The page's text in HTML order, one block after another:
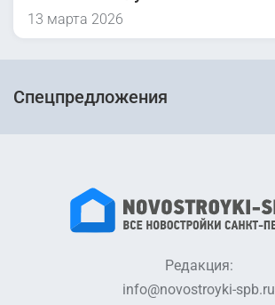
13 марта 2026
Спецпредложения
Редакция:
info@novostroyki-spb.ru